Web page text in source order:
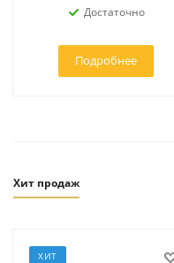
Достаточно
Подробнее
Хит продаж
ХИТ